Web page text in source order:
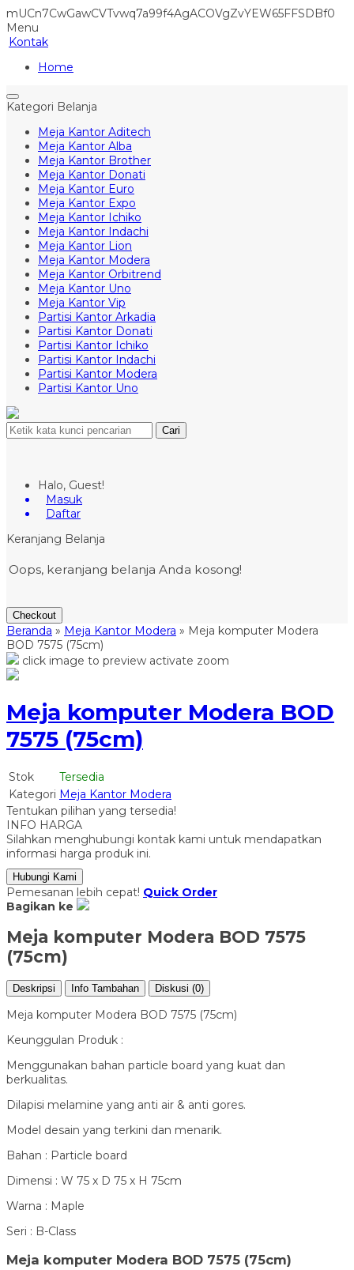
mUCn7CwGawCVTvwq7a99f4AgACOVgZvYEW65FFSDBf0
Menu
Kontak
Home
Kategori Belanja
Meja Kantor Aditech
Meja Kantor Alba
Meja Kantor Brother
Meja Kantor Donati
Meja Kantor Euro
Meja Kantor Expo
Meja Kantor Ichiko
Meja Kantor Indachi
Meja Kantor Lion
Meja Kantor Modera
Meja Kantor Orbitrend
Meja Kantor Uno
Meja Kantor Vip
Partisi Kantor Arkadia
Partisi Kantor Donati
Partisi Kantor Ichiko
Partisi Kantor Indachi
Partisi Kantor Modera
Partisi Kantor Uno
Cari
Halo, Guest!
Masuk
Daftar
Keranjang Belanja
Oops, keranjang belanja Anda kosong!
Checkout
Beranda » Meja Kantor Modera » Meja komputer Modera
BOD 7575 (75cm)
click image to preview activate zoom
Meja komputer Modera BOD
7575 (75cm)
Stok
Tersedia
Kategori Meja Kantor Modera
Tentukan pilihan yang tersedia!
INFO HARGA
Silahkan menghubungi kontak kami untuk mendapatkan
informasi harga produk ini.
Hubungi Kami
Pemesanan lebih cepat! Quick Order
Bagikan ke
Meja komputer Modera BOD 7575
(75cm)
Deskripsi Info Tambahan Diskusi (0)
Meja komputer Modera BOD 7575 (75cm)
Keunggulan Produk :
Menggunakan bahan particle board yang kuat dan
berkualitas.
Dilapisi melamine yang anti air & anti gores.
Model desain yang terkini dan menarik.
Bahan : Particle board
Dimensi : W 75 x D 75 x H 75cm
Warna : Maple
Seri : B-Class
Meja komputer Modera BOD 7575 (75cm)